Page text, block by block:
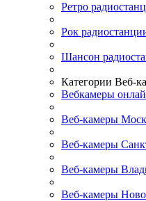
Ретро
Рок
Шансон
Категории Веб-
Вебкамеры
Веб-камеры
Веб-камеры
Веб-камеры
Веб-камеры